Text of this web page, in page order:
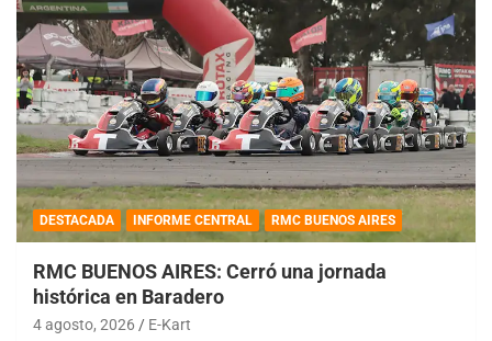
DESTACADA INFORME CENTRAL RMC BUENOS AIRES
RMC BUENOS AIRES: Cerró una jornada
histórica en Baradero
4 agosto, 2026 E-Kart